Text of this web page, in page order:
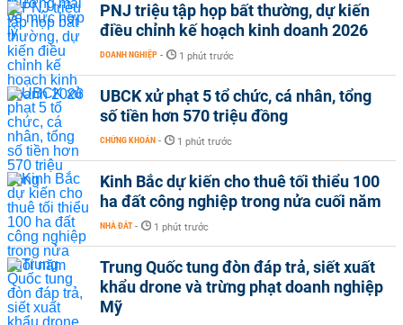
PNJ triệu tập họp bất thường, dự kiến
điều chỉnh kế hoạch kinh doanh 2026
DOANH NGHIỆP - 1 phút trước
UBCK xử phạt 5 tổ chức, cá nhân, tổng
số tiền hơn 570 triệu đồng
CHỨNG KHOÁN - 1 phút trước
Kinh Bắc dự kiến cho thuê tối thiểu 100
ha đất công nghiệp trong nửa cuối năm
NHÀ ĐẤT - 1 phút trước
Trung Quốc tung đòn đáp trả, siết xuất
khẩu drone và trừng phạt doanh nghiệp
Mỹ